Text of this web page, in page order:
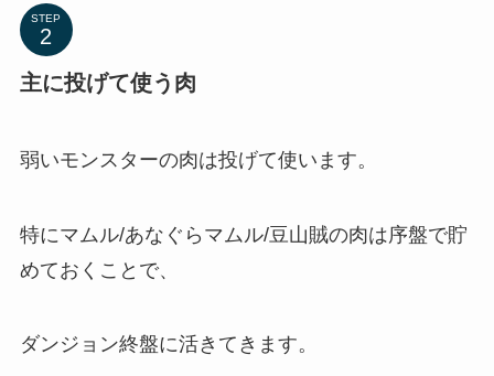
STEP
主に投げて使う肉
弱いモンスターの肉は投げて使います。
特にマムル/あなぐらマムル/豆山賊の肉は序盤で貯
めておくことで、
ダンジョン終盤に活きてきます。